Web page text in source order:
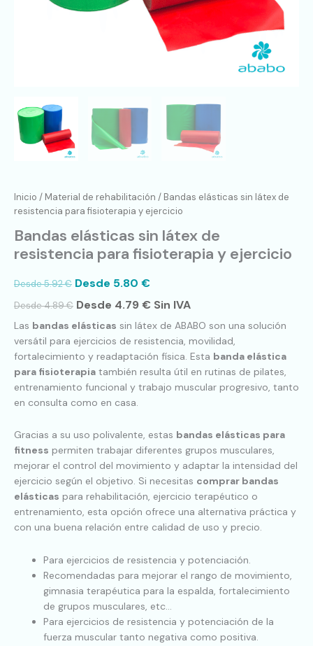
Inicio / Material de rehabilitación / Bandas elásticas sin látex de
resistencia para fisioterapia y ejercicio
Bandas elásticas sin látex de
resistencia para fisioterapia y ejercicio
Desde5.92€ Desde 5.80 €
Desde4.89€ Desde 4.79€ Sin IVA
Las bandas elásticas sin látex de ABABO son una solución
versátil para ejercicios de resistencia, movilidad,
fortalecimiento y readaptación física. Esta banda elástica
para fisioterapia también resulta útil en rutinas de pilates,
entrenamiento funcional y trabajo muscular progresivo, tanto
en consulta como en casa.
Gracias a su uso polivalente, estas bandas elásticas para
fitness permiten trabajar diferentes grupos musculares,
mejorar el control del movimiento y adaptar la intensidad del
ejercicio según el objetivo. Si necesitas comprar bandas
elásticas para rehabilitación, ejercicio terapéutico o
entrenamiento, esta opción ofrece una alternativa práctica y
con una buena relación entre calidad de uso y precio.
Para ejercicios de resistencia y potenciación.
Recomendadas para mejorar el rango de movimiento,
gimnasia terapéutica para la espalda, fortalecimiento
de grupos musculares, etc…
Para ejercicios de resistencia y potenciación de la
fuerza muscular tanto negativa como positiva.